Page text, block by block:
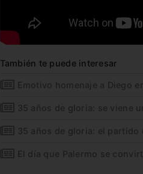
También te puede interesar
Emotivo homenaje a Diego
35 años de gloria: se viene
35 años de gloria: el partido
El día que Palermo se